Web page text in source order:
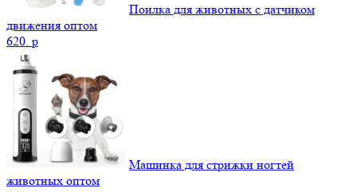
Поилка для животных с датчиком
движения оптом
620. p
Машинка для стрижки ногтей
животных оптом